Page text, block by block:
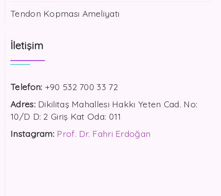
Tendon Kopması Ameliyatı
İletişim
Telefon: +90 532 700 33 72
Adres:Dikilitaş Mahallesi Hakkı Yeten Cad. No:
10/D D: 2 Giriş Kat Oda: 011
Instagram: Prof. Dr. Fahri Erdoğan